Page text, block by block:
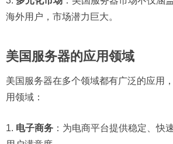
海外用户，市场潜力巨大。
美国服务器的应用领域
美国服务器在多个领域都有广泛的应用
用领域：
1. 电子商务 ：为电商平台提供稳定、快